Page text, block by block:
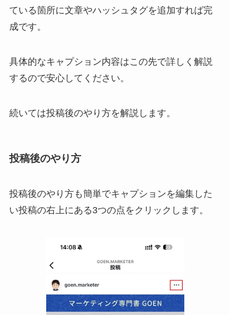
ている箇所に文章やハッシュタグを追加すれば完
成です。
具体的なキャプション内容はこの先で詳しく解説
するので安心してください。
続いては投稿後のやり方を解説します。
投稿後のやり方
投稿後のやり方も簡単でキャプションを編集した
い投稿の右上にある3つの点をクリックします。